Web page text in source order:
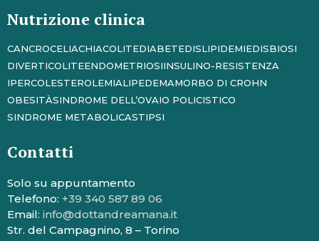
Nutrizione clinica
CANCROCELIACHIACOLITEDIABETEDISLIPIDEMIEDISBIOSI
DIVERTICOLITEENDOMETRIOSIINSULINO-RESISTENZA
IPERCOLESTEROLEMIALIPEDEMAMORBO DI CROHN
OBESITÀSINDROME DELL’OVAIO POLICISTICO
SINDROME METABOLICASTIPSI
Contatti
Solo su appuntamento
Telefono: +39 340 587 89 06
Email: info@dottandreamana.it
Str. del Campagnino, 8 – Torino